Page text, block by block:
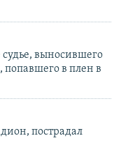
выносившего
в плен в
пострадал